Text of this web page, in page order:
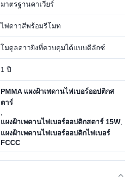
มาตรฐานคาเวียร์
ไฟดาวสีพร้อมรีโมท
โมดูลดาวยิงที่ควบคุมได้แบบดีลักซ์
1 ปี
PMMA แผงฝ้าเพดานไฟเบอร์ออปติกส
ตาร์
แผงฝ้าเพดานไฟเบอร์ออปติกสตาร์ 15W
แผงฝ้าเพดานไฟเบอร์ออปติกไฟเบอร์
FCCC